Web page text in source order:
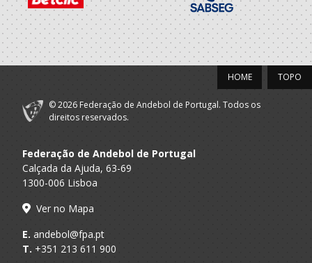
2019/20
A.A. Porto
Grande Colegio
Universal
Bambis M / Minis M
2018/19
2017/18
A.A. Porto
Universal
TOPO
HOME
© 2026 Federação de Andebol de Portugal. Todos os
direitos reservados.
Federação de Andebol de Portugal
Calçada da Ajuda, 63-69
1300-006 Lisboa
Ver no Mapa
E. andebol@fpa.pt
T. +351 213 611 900